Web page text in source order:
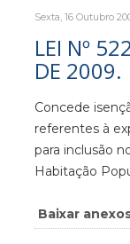
Sexta, 16 Outubro
LEI Nº
DE 2009.
Concede
referentes à
para inclusão
Habitação
Baixar